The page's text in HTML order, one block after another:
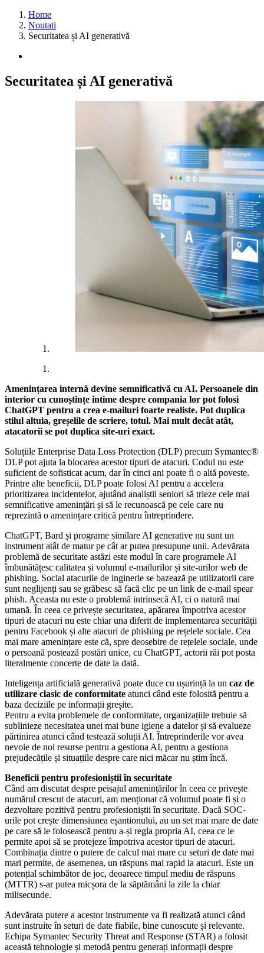
Home
Noutati
Securitatea și AI generativă
Securitatea și AI generativă
Amenințarea internă devine semnificativă cu AI. Persoanele din
interior cu cunoștințe intime despre compania lor pot folosi
ChatGPT pentru a crea e-mailuri foarte realiste. Pot duplica
stilul altuia, greșelile de scriere, totul. Mai mult decât atât,
atacatorii se pot duplica site-uri exact.
Soluțiile Enterprise Data Loss Protection (DLP) precum Symantec®
DLP pot ajuta la blocarea acestor tipuri de atacuri. Codul nu este
suficient de sofisticat acum, dar în cinci ani poate fi o altă poveste.
Printre alte beneficii, DLP poate folosi AI pentru a accelera
prioritizarea incidentelor, ajutând analiștii seniori să trieze cele mai
semnificative amenințări și să le recunoască pe cele care nu
reprezintă o amenințare critică pentru întreprindere.
ChatGPT, Bard și programe similare AI generative nu sunt un
instrument atât de matur pe cât ar putea presupune unii. Adevărata
problemă de securitate astăzi este modul în care programele AI
îmbunătățesc calitatea și volumul e-mailurilor și site-urilor web de
phishing. Social atacurile de inginerie se bazează pe utilizatorii care
sunt neglijenți sau se grăbesc să facă clic pe un link de e-mail spear
phish. Aceasta nu este o problemă intrinsecă AI, ci o natură mai
umană. În ceea ce privește securitatea, apărarea împotriva acestor
tipuri de atacuri nu este chiar una diferit de implementarea securității
pentru Facebook și alte atacuri de phishing pe rețelele sociale. Cea
mai mare amenințare este că, spre deosebire de rețelele sociale, unde
o persoană postează postări unice, cu ChatGPT, actorii răi pot posta
literalmente concerte de date la dată.
Inteligența artificială generativă poate duce cu ușurință la un caz de
utilizare clasic de conformitate atunci când este folosită pentru a
baza deciziile pe informații greșite.
Pentru a evita problemele de conformitate, organizațiile trebuie să
sublinieze necesitatea unei mai bune igiene a datelor și să evalueze
părtinirea atunci când testează soluții AI. Întreprinderile vor avea
nevoie de noi resurse pentru a gestiona AI, pentru a gestiona
prejudecățile și situațiile despre care nici măcar nu știm încă.
Beneficii pentru profesioniștii în securitate
Când am discutat despre peisajul amenințărilor în ceea ce privește
numărul crescut de atacuri, am menționat că volumul poate fi și o
dezvoltare pozitivă pentru profesioniștii în securitate. Dacă SOC-
urile pot crește dimensiunea eșantionului, au un set mai mare de date
pe care să le folosească pentru a-și regla propria AI, ceea ce le
permite apoi să se protejeze împotriva acestor tipuri de atacuri.
Combinația dintre o putere de calcul mai mare cu seturi de date mai
mari permite, de asemenea, un răspuns mai rapid la atacuri. Este un
potențial schimbător de joc, deoarece timpul mediu de răspuns
(MTTR) s-ar putea micșora de la săptămâni la zile la chiar
milisecunde.
Adevărata putere a acestor instrumente va fi realizată atunci când
sunt instruite în seturi de date fiabile, bine cunoscute și relevante.
Echipa Symantec Security Threat and Response (STAR) a folosit
această tehnologie și metodă pentru generați informații despre